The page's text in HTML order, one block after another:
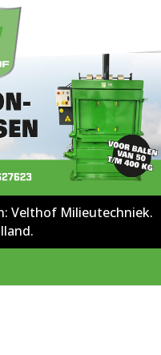
Velthof Milieutechniek.